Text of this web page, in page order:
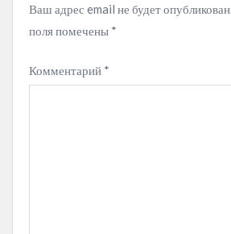
Ваш адрес email не будет опубликован.
поля помечены *
Комментарий *